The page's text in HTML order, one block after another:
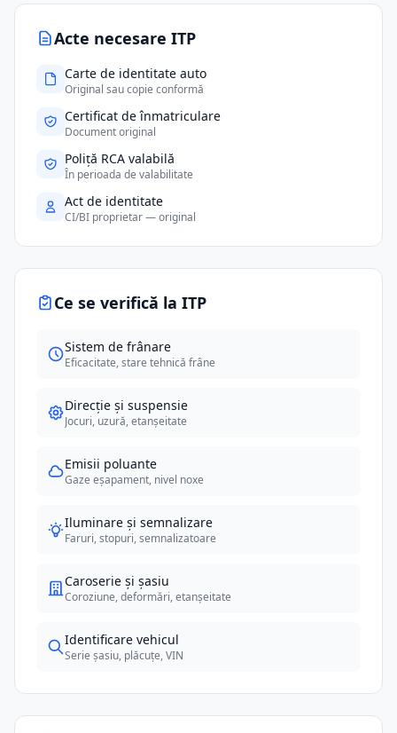
Acte necesare ITP
Carte de identitate auto
Original sau copie conformă
Certificat de înmatriculare
Document original
Poliță RCA valabilă
În perioada de valabilitate
Act de identitate
CI/BI proprietar — original
Ce se verifică la ITP
Sistem de frânare
Eficacitate, stare tehnică frâne
Direcție și suspensie
Jocuri, uzură, etanșeitate
Emisii poluante
Gaze eșapament, nivel noxe
Iluminare și semnalizare
Faruri, stopuri, semnalizatoare
Caroserie și șasiu
Coroziune, deformări, etanșeitate
Identificare vehicul
Serie șasiu, plăcuțe, VIN